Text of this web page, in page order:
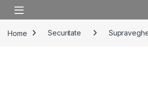
Skip to navigation
Skip to content
Home Securitate